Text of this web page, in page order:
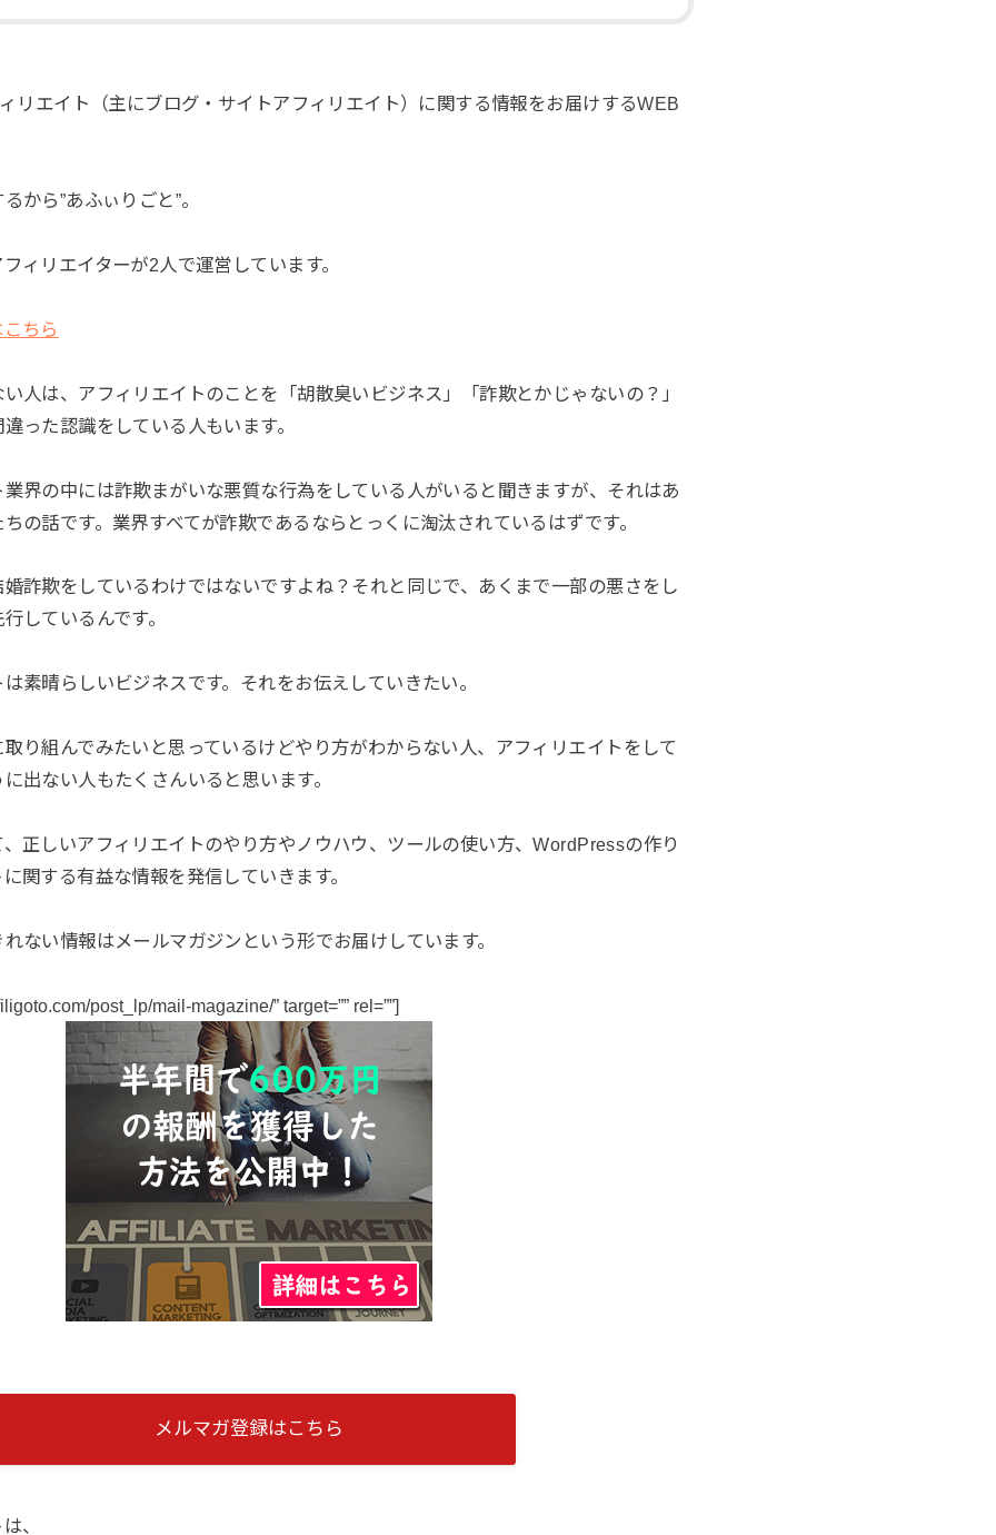
リエイト（主にブログ・サイトアフィリエイト）に関する情報をお届けするWEB
から”あふぃりごと”。
ィリエイターが2人で運営しています。
ちら
人は、アフィリエイトのことを「胡散臭いビジネス」「詐欺とかじゃないの？」
った認識をしている人もいます。
界の中には詐欺まがいな悪質な行為をしている人がいると聞きますが、それはあ
の話です。業界すべてが詐欺であるならとっくに淘汰されているはずです。
詐欺をしているわけではないですよね？それと同じで、あくまで一部の悪さをし
しているんです。
素晴らしいビジネスです。それをお伝えしていきたい。
り組んでみたいと思っているけどやり方がわからない人、アフィリエイトをして
出ない人もたくさんいると思います。
正しいアフィリエイトのやり方やノウハウ、ツールの使い方、WordPressの作り
関する有益な情報を発信していきます。
ない情報はメールマガジンという形でお届けしています。
post_lp/mail-magazine/” target=”” rel=””]
メルマガ登録はこちら
、